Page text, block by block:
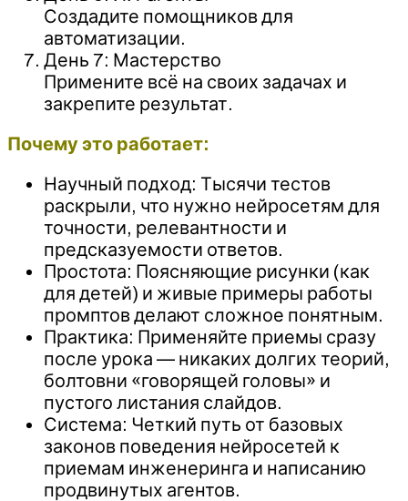
Создадите помощников для
автоматизации.
День 7: Мастерство
Примените всё на своих задачах и
закрепите результат.
Почему это работает:
Научный подход: Тысячи тестов
раскрыли, что нужно нейросетям для
точности, релевантности и
предсказуемости ответов.
Простота: Поясняющие рисунки (как
для детей) и живые примеры работы
промптов делают сложное понятным.
Практика: Применяйте приемы сразу
после урока — никаких долгих теорий,
болтовни «говорящей головы» и
пустого листания слайдов.
Система: Четкий путь от базовых
законов поведения нейросетей к
приемам инженеринга и написанию
продвинутых агентов.